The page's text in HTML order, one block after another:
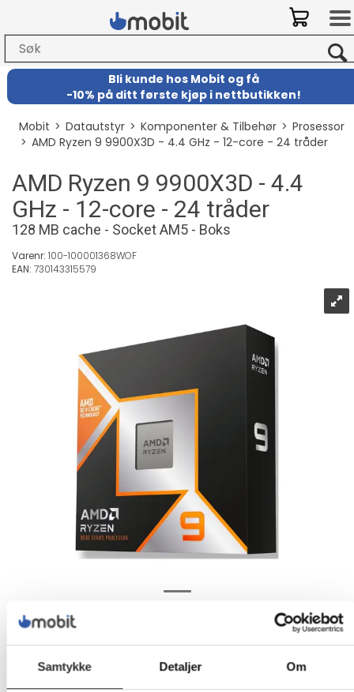
Samtykke Detaljer Om
Bli kunde hos Mobit og få
-10% på ditt første kjøp i nettbutikken!
Mobit>Datautstyr>Komponenter & Tilbehør>Prosessor
>AMD Ryzen 9 9900X3D - 4.4 GHz - 12-core - 24 tråder
AMD Ryzen 9 9900X3D - 4.4
GHz - 12-core - 24 tråder
128 MB cache - Socket AM5 - Boks
Varenr: 100-100001368WOF
EAN: 730143315579